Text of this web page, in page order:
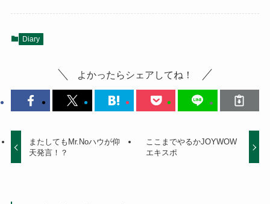
Diary
よかったらシェアしてね！
またしてもMr.Noハウが仰
天発言！？
ここまでやるかJOYWOW
エキスポ